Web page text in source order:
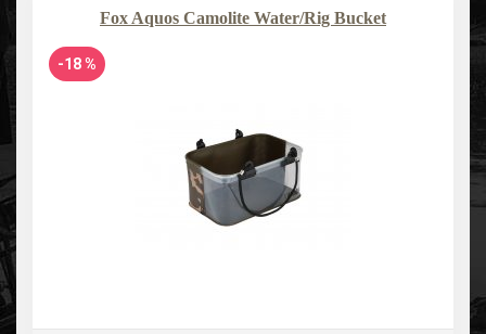
Fox Aquos Camolite Water/Rig Bucket
-18 %